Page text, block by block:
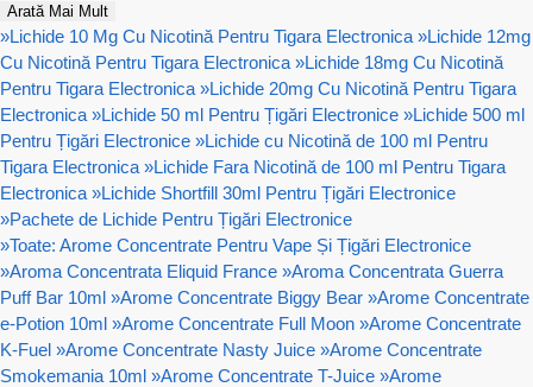
Arată Mai Mult
»Lichide 10 Mg Cu Nicotină Pentru Tigara Electronica »Lichide 12mg
Cu Nicotină Pentru Tigara Electronica »Lichide 18mg Cu Nicotină
Pentru Tigara Electronica »Lichide 20mg Cu Nicotină Pentru Tigara
Electronica »Lichide 50 ml Pentru Țigări Electronice »Lichide 500 ml
Pentru Țigări Electronice »Lichide cu Nicotină de 100 ml Pentru
Tigara Electronica »Lichide Fara Nicotină de 100 ml Pentru Tigara
Electronica »Lichide Shortfill 30ml Pentru Țigări Electronice
»Pachete de Lichide Pentru Țigări Electronice
»Toate: Arome Concentrate Pentru Vape Și Țigări Electronice
»Aroma Concentrata Eliquid France »Aroma Concentrata Guerra
Puff Bar 10ml »Arome Concentrate Biggy Bear »Arome Concentrate
e-Potion 10ml »Arome Concentrate Full Moon »Arome Concentrate
K-Fuel »Arome Concentrate Nasty Juice »Arome Concentrate
Smokemania 10ml »Arome Concentrate T-Juice »Arome